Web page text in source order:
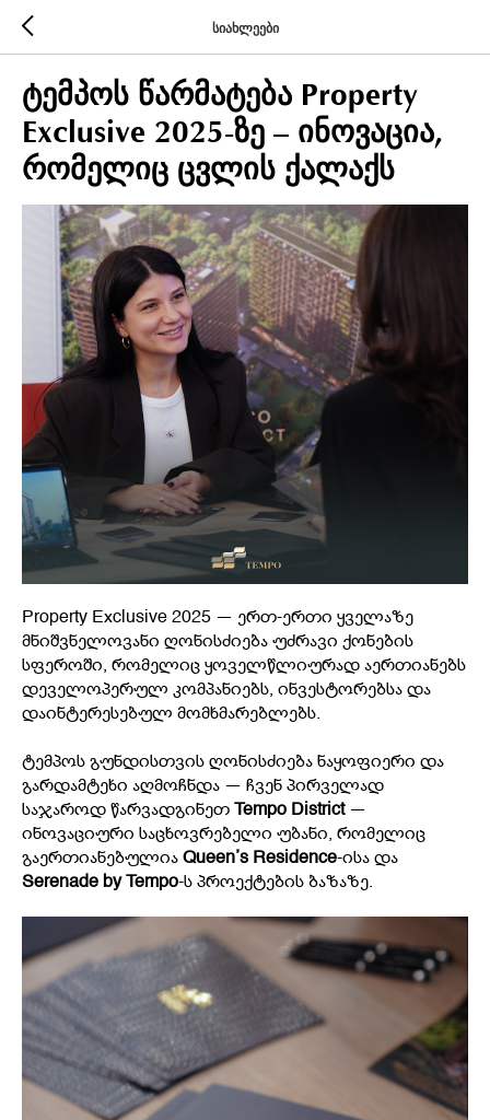
სიახლეები
ტემპოს წარმატება Property
Exclusive 2025-ზე – ინოვაცია,
რომელიც ცვლის ქალაქს
Property Exclusive 2025 — ერთ-ერთი ყველაზე
მნიშვნელოვანი ღონისძიება უძრავი ქონების
სფეროში, რომელიც ყოველწლიურად აერთიანებს
დეველოპერულ კომპანიებს, ინვესტორებსა და
დაინტერესებულ მომხმარებლებს.
ტემპოს გუნდისთვის ღონისძიება ნაყოფიერი და
გარდამტეხი აღმოჩნდა — ჩვენ პირველად
საჯაროდ წარვადგინეთ
Tempo District —
ინოვაციური საცხოვრებელი უბანი, რომელიც
გაერთიანებულია Queen’s Residence-ისა და
Serenade by Tempo-ს პროექტების ბაზაზე.